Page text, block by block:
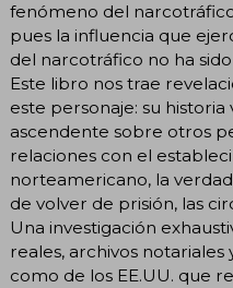
fenómeno del
pues la influencia que
del narcotráfico no ha
Este libro nos trae
este personaje: su historia
ascendente sobre otros
relaciones con el
norteamericano, la
de volver de prisión, las
Una investigación
reales, archivos
como de los EE.UU. que